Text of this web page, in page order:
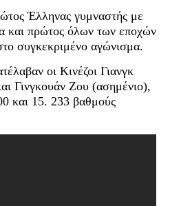
Έλληνας γυμναστής με
και πρώτος όλων των εποχών
συγκεκριμένο αγώνισμα.
οι Κινέζοι Γιανγκ
Γινγκουάν Ζου (ασημένιο),
και 15. 233 βαθμούς